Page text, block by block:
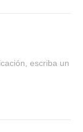
escriba un